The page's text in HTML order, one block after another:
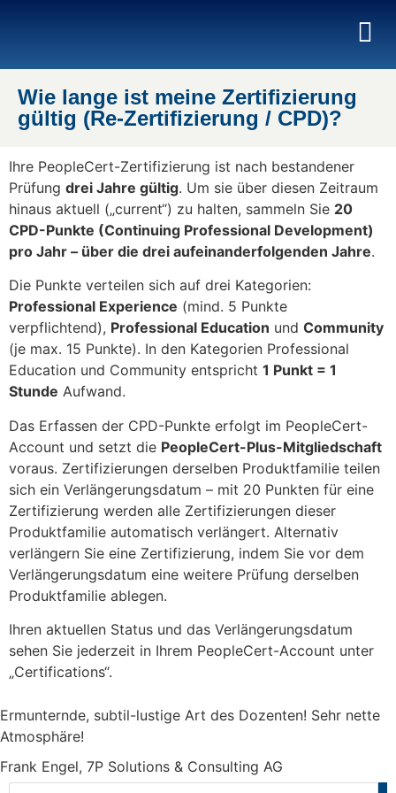
Wie lange ist meine Zertifizierung
gültig (Re-Zertifizierung / CPD)?
Ihre PeopleCert-Zertifizierung ist nach bestandener
Prüfung drei Jahre gültig. Um sie über diesen Zeitraum
hinaus aktuell („current“) zu halten, sammeln Sie 20
CPD-Punkte (Continuing Professional Development)
pro Jahr – über die drei aufeinanderfolgenden Jahre.
Die Punkte verteilen sich auf drei Kategorien:
Professional Experience (mind. 5 Punkte
verpflichtend), Professional Education und Community
(je max. 15 Punkte). In den Kategorien Professional
Education und Community entspricht 1 Punkt = 1
Stunde Aufwand.
Das Erfassen der CPD-Punkte erfolgt im PeopleCert-
Account und setzt die PeopleCert-Plus-Mitgliedschaft
voraus. Zertifizierungen derselben Produktfamilie teilen
sich ein Verlängerungsdatum – mit 20 Punkten für eine
Zertifizierung werden alle Zertifizierungen dieser
Produktfamilie automatisch verlängert. Alternativ
verlängern Sie eine Zertifizierung, indem Sie vor dem
Verlängerungsdatum eine weitere Prüfung derselben
Produktfamilie ablegen.
Ihren aktuellen Status und das Verlängerungsdatum
sehen Sie jederzeit in Ihrem PeopleCert-Account unter
„Certifications“.
Ermunternde, subtil-lustige Art des Dozenten! Sehr nette
Atmosphäre!
Frank Engel, 7P Solutions & Consulting AG